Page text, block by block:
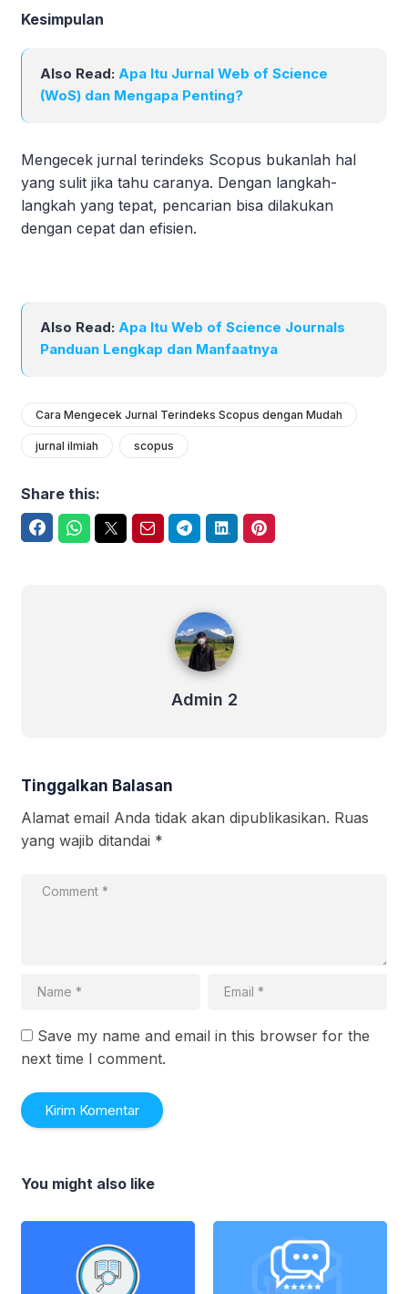
Kesimpulan
Also Read: Apa Itu Jurnal Web of Science
(WoS) dan Mengapa Penting?
Mengecek jurnal terindeks Scopus bukanlah hal
yang sulit jika tahu caranya. Dengan langkah-
langkah yang tepat, pencarian bisa dilakukan
dengan cepat dan efisien.
Also Read: Apa Itu Web of Science Journals
Panduan Lengkap dan Manfaatnya
Cara Mengecek Jurnal Terindeks Scopus dengan Mudah
jurnal ilmiah scopus
Share this:
Admin 2
Tinggalkan Balasan
Alamat email Anda tidak akan dipublikasikan. Ruas
yang wajib ditandai *
Save my name and email in this browser for the
next time I comment.
You might also like